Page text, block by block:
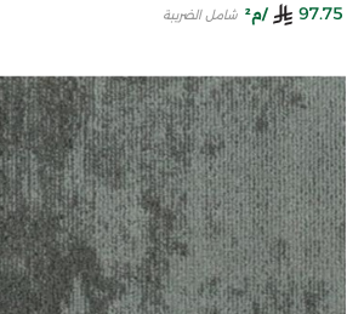
97.75
/م² شامل الضريبة